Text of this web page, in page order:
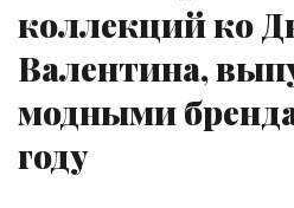
коллекций ко
Валентина,
модными
году